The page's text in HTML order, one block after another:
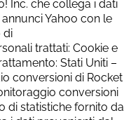
Inc. che collega i dati
Yahoo con le
di
trattati: Cookie e
Stati Uniti –
conversioni di Rocket
conversioni
di statistiche fornito da